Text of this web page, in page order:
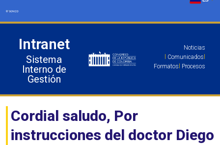
Intranet
Sistema
Interno de
Gestión
Noticias
Comunicados
Formatos Procesos
Cordial saludo, Por
instrucciones del doctor Diego